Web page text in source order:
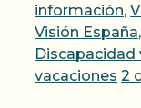
información,
Visión España,
Discapacidad
vacaciones 2